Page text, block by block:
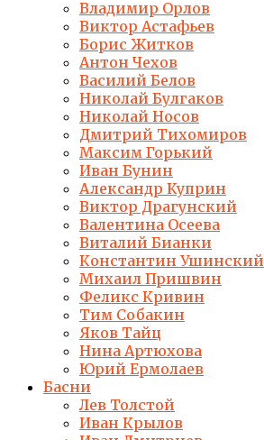
Владимир Орлов
Виктор Астафьев
Борис Житков
Антон Чехов
Василий Белов
Николай Булгаков
Николай Носов
Дмитрий Тихомиров
Максим Горький
Иван Бунин
Александр Куприн
Виктор Драгунский
Валентина Осеева
Виталий Бианки
Константин Ушинский
Михаил Пришвин
Феликс Кривин
Тим Собакин
Яков Тайц
Нина Артюхова
Юрий Ермолаев
Басни
Лев Толстой
Иван Крылов